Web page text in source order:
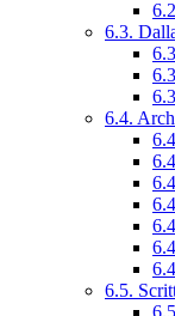
6.3.
6.4.
6.5.